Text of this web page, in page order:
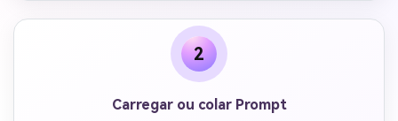
2
Carregar ou colar Prompt